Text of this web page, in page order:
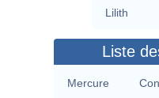
Lilith
Liste
Mercure